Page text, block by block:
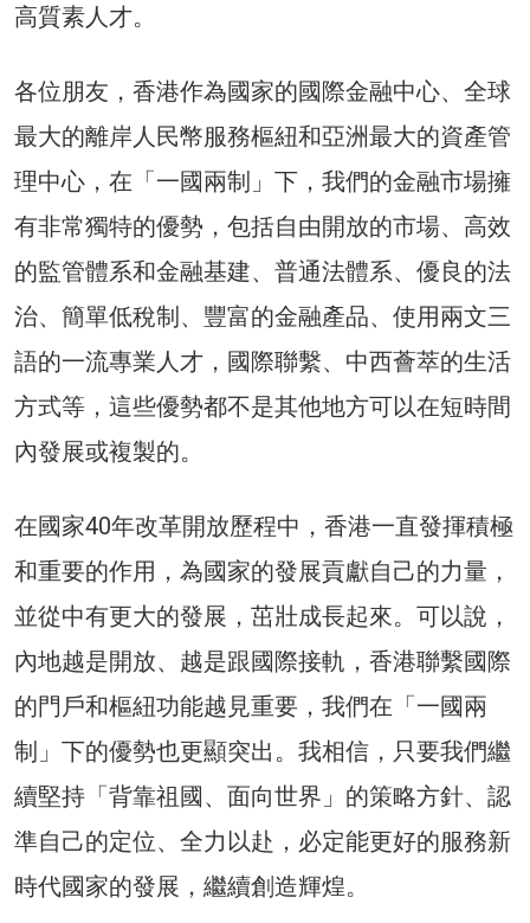
高質素人才。
各位朋友，香港作為國家的國際金融中心、全球
最大的離岸人民幣服務樞紐和亞洲最大的資產管
理中心，在「一國兩制」下，我們的金融市場擁
有非常獨特的優勢，包括自由開放的市場、高效
的監管體系和金融基建、普通法體系、優良的法
治、簡單低稅制、豐富的金融產品、使用兩文三
語的一流專業人才，國際聯繫、中西薈萃的生活
方式等，這些優勢都不是其他地方可以在短時間
內發展或複製的。
在國家40年改革開放歷程中，香港一直發揮積極
和重要的作用，為國家的發展貢獻自己的力量，
並從中有更大的發展，茁壯成長起來。可以說，
內地越是開放、越是跟國際接軌，香港聯繫國際
的門戶和樞紐功能越見重要，我們在「一國兩
制」下的優勢也更顯突出。我相信，只要我們繼
續堅持「背靠祖國、面向世界」的策略方針、認
準自己的定位、全力以赴，必定能更好的服務新
時代國家的發展，繼續創造輝煌。